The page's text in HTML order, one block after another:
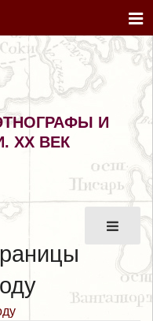
И
XX ВЕК